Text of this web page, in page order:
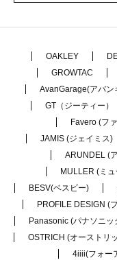
OAKLEY
GROWTAC
AvanGarage(アバン
GT（ジーティー）
Favero (フ
JAMIS (ジェイミス)
ARUNDEL (
MULLER (ミ
BESV(ベスビー)
PROFILE DESIGN (
Panasonic (パナソニッ
OSTRICH (オーストリ
4iiii(フォー